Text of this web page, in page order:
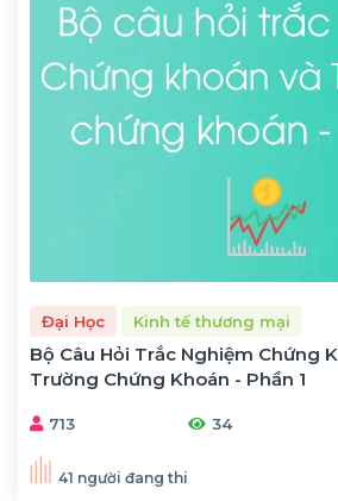
Đại Học Kinh tế thương mại
Bộ Câu Hỏi Trắc Nghiệm Chứng
Trường Chứng Khoán - Phần 1
713 34
41 người đang thi